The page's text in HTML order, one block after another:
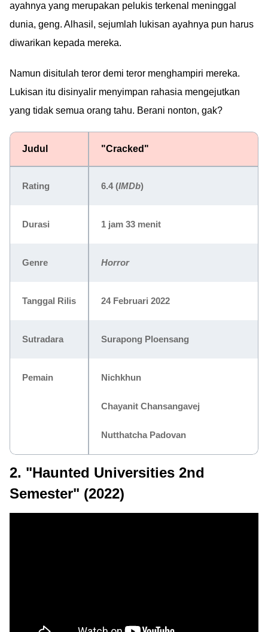
ayahnya yang merupakan pelukis terkenal meninggal
dunia, geng. Alhasil, sejumlah lukisan ayahnya pun harus
diwarikan kepada mereka.
Namun disitulah teror demi teror menghampiri mereka.
Lukisan itu disinyalir menyimpan rahasia mengejutkan
yang tidak semua orang tahu. Berani nonton, gak?
Judul "Cracked"
Rating 6.4(IMDb)
Durasi 1 jam 33 menit
Genre Horror
Tanggal Rilis 24 Februari 2022
Sutradara Surapong Ploensang
Pemain Nichkhun
Chayanit Chansangavej
Nutthatcha Padovan
2. "Haunted Universities 2nd
Semester" (2022)